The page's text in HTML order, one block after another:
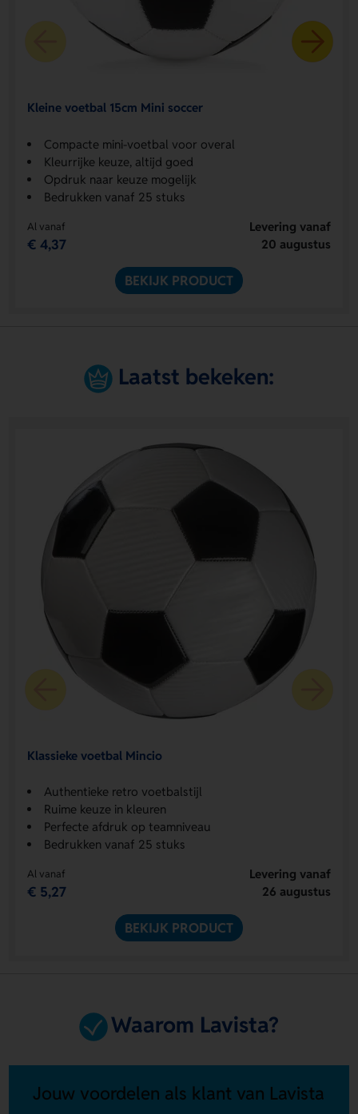
Kleine voetbal 15cm Mini soccer
Compacte mini-voetbal voor overal
Kleurrijke keuze, altijd goed
Opdruk naar keuze mogelijk
Bedrukken vanaf 25 stuks
Al vanaf
€ 4,37
Levering vanaf
20 augustus
BEKIJK PRODUCT
Laatst bekeken:
Klassieke voetbal Mincio
Authentieke retro voetbalstijl
Ruime keuze in kleuren
Perfecte afdruk op teamniveau
Bedrukken vanaf 25 stuks
Al vanaf
€ 5,27
Levering vanaf
26 augustus
BEKIJK PRODUCT
Waarom Lavista?
Jouw voordelen als klant van Lavista